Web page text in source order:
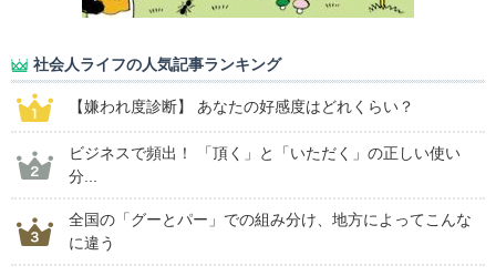
社会人ライフの人気記事ランキング
【嫌われ度診断】 あなたの好感度はどれくらい？
ビジネスで頻出！ 「頂く」と「いただく」の正しい使い
分...
全国の「グーとパー」での組み分け、地方によってこんな
に違う